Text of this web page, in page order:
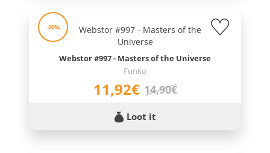
-20%
Webstor #997 - Masters of the Universe
Funko
11,92€ 14,90€
Loot it